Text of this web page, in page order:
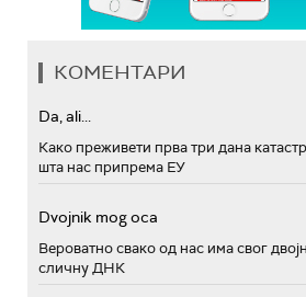
КОМЕНТАРИ
Da, ali...
Како преживети прва три дана
шта нас припрема ЕУ
Dvojnik mog oca
Вероватно свако од нас има свог
сличну ДНК